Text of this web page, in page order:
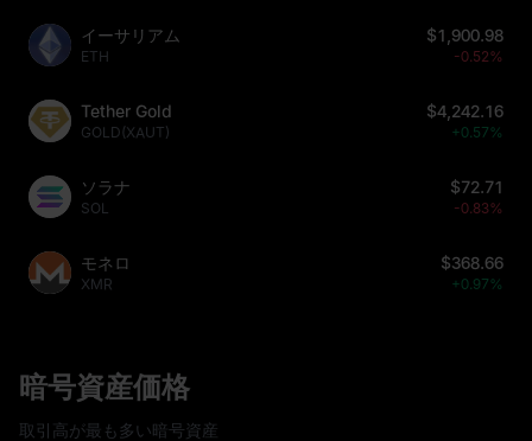
イーサリアム
ETH
$1,900.98
-0.52%
Tether Gold
GOLD(XAUT)
$4,242.16
+0.57%
ソラナ
SOL
$72.71
-0.83%
モネロ
XMR
$368.66
+0.97%
暗号資産価格
取引高が最も多い暗号資産